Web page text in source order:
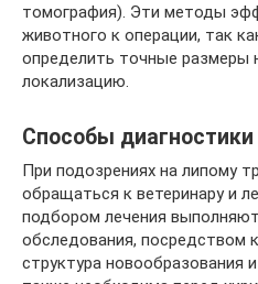
томография). Эти методы
животного к операции, так
определить точные размеры
локализацию.
Способы диагностики
При подозрениях на липому
обращаться к ветеринару и
подбором лечения
обследования, посредством
структура новообразования